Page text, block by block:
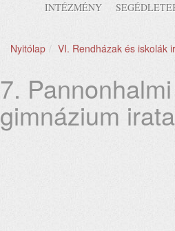
INTÉZMÉNY
Nyitólap VI. Rendházak és iskolák
7.
gimnázium